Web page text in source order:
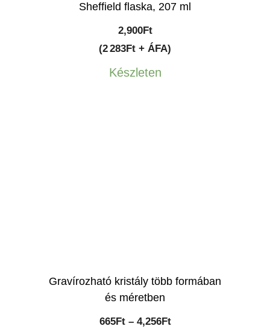
Sheffield flaska, 207 ml
2,900Ft
(2 283Ft + ÁFA)
Készleten
Gravírozható kristály több formában
és méretben
665Ft – 4,256FtÁrtartomány: